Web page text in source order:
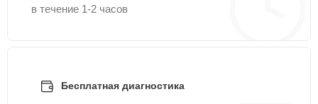
в течение 1-2 часов
Бесплатная диагностика